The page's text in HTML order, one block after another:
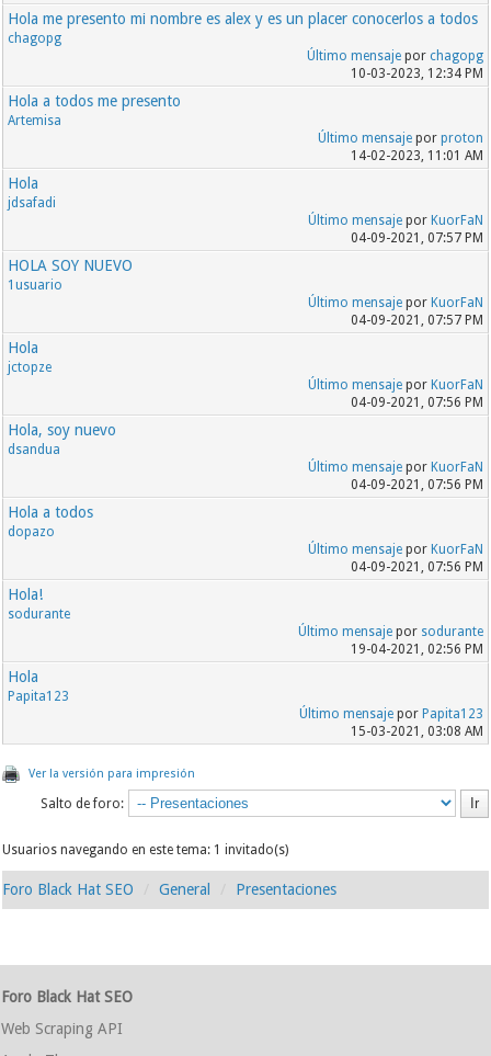
Hola me presento mi nombre es alex y es un placer conocerlos a todos
chagopg
Último mensajepor chagopg
10-03-2023, 12:34 PM
Hola a todos me presento
Artemisa
Último mensajepor proton
14-02-2023, 11:01 AM
Hola
jdsafadi
Último mensajepor KuorFaN
04-09-2021, 07:57 PM
HOLA SOY NUEVO
1usuario
Último mensajepor KuorFaN
04-09-2021, 07:57 PM
Hola
jctopze
Último mensajepor KuorFaN
04-09-2021, 07:56 PM
Hola, soy nuevo
dsandua
Último mensajepor KuorFaN
04-09-2021, 07:56 PM
Hola a todos
dopazo
Último mensajepor KuorFaN
04-09-2021, 07:56 PM
Hola!
sodurante
Último mensajepor sodurante
19-04-2021, 02:56 PM
Hola
Papita123
Último mensajepor Papita123
15-03-2021, 03:08 AM
Ver la versión para impresión
Salto de foro:
Usuarios navegando en este tema: 1 invitado(s)
Foro Black Hat SEO General Presentaciones
Foro Black Hat SEO
Web Scraping API